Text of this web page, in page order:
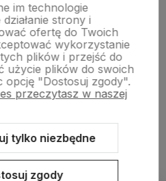
Szablon Shoper Modern 3.0™
im technologie
strony i
ofertę do Twoich
wykorzystanie
plików i przejść do
użycie plików do swoich
opcję "Dostosuj zgody".
przeczytasz w naszej
tylko niezbędne
zgody